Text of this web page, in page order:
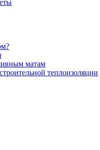
матам
теплоизоляции